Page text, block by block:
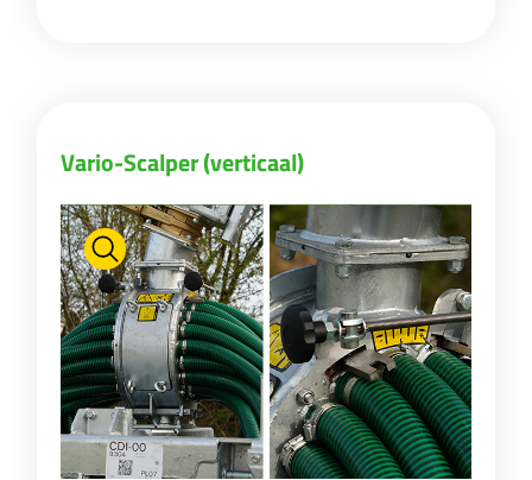
한국의
日本語
中文
Português
Vario-Scalper (verticaal)